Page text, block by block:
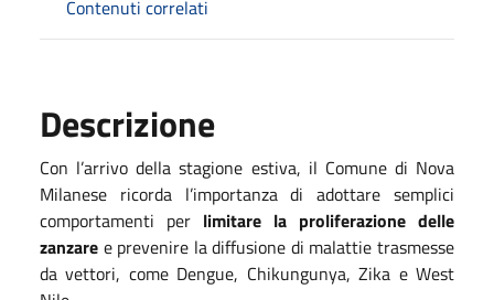
Contenuti correlati
Descrizione
Con l’arrivo della stagione estiva, il Comune di Nova
Milanese ricorda l’importanza di adottare semplici
comportamenti per limitare la proliferazione delle
zanzare e prevenire la diffusione di malattie trasmesse
da vettori, come Dengue, Chikungunya, Zika e West